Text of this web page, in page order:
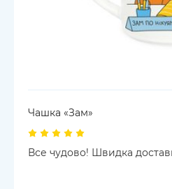
Чашка «Зам»
Все чудово! Швидка